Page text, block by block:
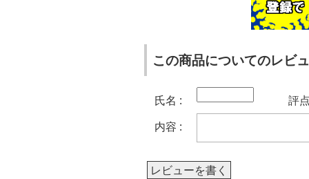
この商品についてのレビ
氏名 :
評
内容 :
レビューを書く